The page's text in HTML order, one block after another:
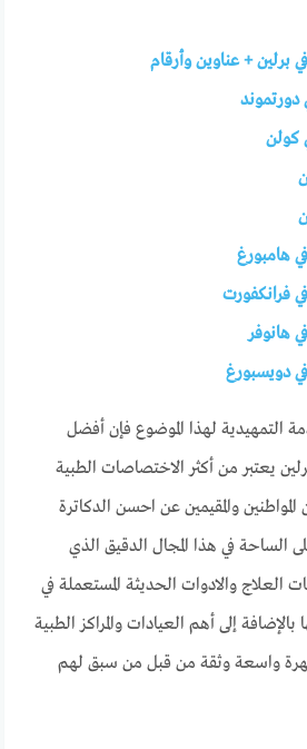
برلين + عناوين وأرقام
كولن
هامبورغ
فرانكفورت
هانوفر
دويسبورغ
التمهيدية لهذا الموضوع فإن أفضل
يعتبر من أكثر الاختصاصات الطبية
والمقيمين عن احسن الدكاترة
الساحة في هذا المجال الدقيق الذي
والادوات الحديثة المستعملة في
إلى أهم العيادات والمراكز الطبية
واسعة وثقة من قبل من سبق لهم